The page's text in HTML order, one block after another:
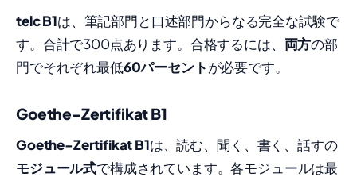
telc B1は、筆記部門と口述部門からなる完全な試験で
す。合計で300点あります。合格するには、 両方の部
門でそれぞれ最低60パーセントが必要です。
Goethe-Zertifikat B1
Goethe-Zertifikat B1は、読む、聞く、書く、話すの
モジュール式で構成されています。各モジュールは最